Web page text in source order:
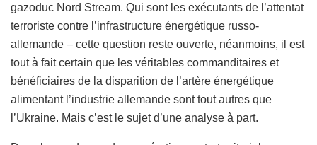
gazoduc Nord Stream. Qui sont les exécutants de l’attentat
terroriste contre l’infrastructure énergétique russo-
allemande – cette question reste ouverte, néanmoins, il est
tout à fait certain que les véritables commanditaires et
bénéficiaires de la disparition de l’artère énergétique
alimentant l’industrie allemande sont tout autres que
l’Ukraine. Mais c’est le sujet d’une analyse à part.